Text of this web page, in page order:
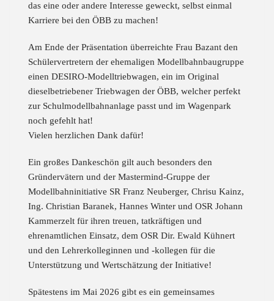
das eine oder andere Interesse geweckt, selbst einmal
Karriere bei den ÖBB zu machen!
Am Ende der Präsentation überreichte Frau Bazant den
Schülervertretern der ehemaligen Modellbahnbaugruppe
einen DESIRO-Modelltriebwagen, ein im Original
dieselbetriebener Triebwagen der ÖBB, welcher perfekt
zur Schulmodellbahnanlage passt und im Wagenpark
noch gefehlt hat!
Vielen herzlichen Dank dafür!
Ein großes Dankeschön gilt auch besonders den
Gründervätern und der Mastermind-Gruppe der
Modellbahninitiative SR Franz Neuberger, Chrisu Kainz,
Ing. Christian Baranek, Hannes Winter und OSR Johann
Kammerzelt für ihren treuen, tatkräftigen und
ehrenamtlichen Einsatz, dem OSR Dir. Ewald Kühnert
und den Lehrerkolleginnen und -kollegen für die
Unterstützung und Wertschätzung der Initiative!
Spätestens im Mai 2026 gibt es ein gemeinsames